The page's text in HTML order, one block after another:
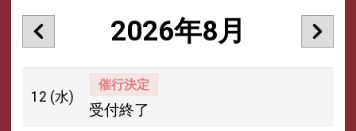
2026年8月
12 (水)
催行決定
受付終了